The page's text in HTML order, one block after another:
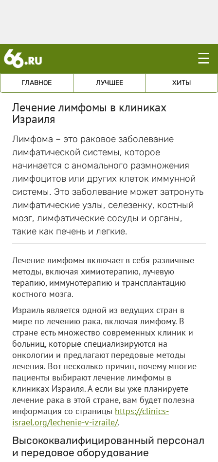
☰
ГЛАВНОЕ ЛУЧШЕЕ ХИТЫ
Лечение лимфомы в клиниках
Израиля
Лимфома – это раковое заболевание
лимфатической системы, которое
начинается с аномального размножения
лимфоцитов или других клеток иммунной
системы. Это заболевание может затронуть
лимфатические узлы, селезенку, костный
мозг, лимфатические сосуды и органы,
такие как печень и легкие.
Лечение лимфомы включает в себя различные
методы, включая химиотерапию, лучевую
терапию, иммунотерапию и трансплантацию
костного мозга.
Израиль является одной из ведущих стран в
мире по лечению рака, включая лимфому. В
стране есть множество современных клиник и
больниц, которые специализируются на
онкологии и предлагают передовые методы
лечения. Вот несколько причин, почему многие
пациенты выбирают лечение лимфомы в
клиниках Израиля. А если вы уже планируете
лечение рака в этой стране, вам будет полезна
информация со страницы https://clinics-
israel.org/lechenie-v-izraile/.
Высококвалифицированный персонал
и передовое оборудование